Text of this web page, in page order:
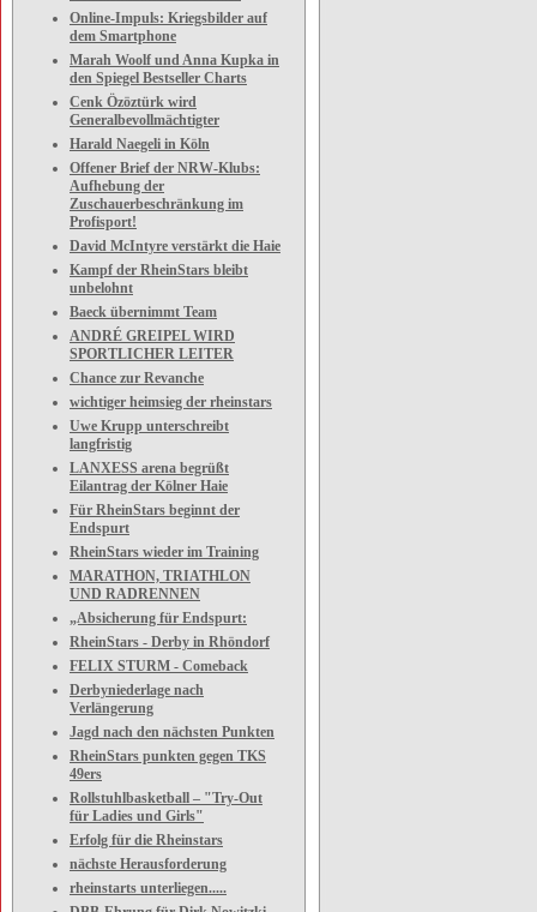
Online-Impuls: Kriegsbilder auf
dem Smartphone
Marah Woolf und Anna Kupka in
den Spiegel Bestseller Charts
Cenk Özöztürk wird
Generalbevollmächtigter
Harald Naegeli in Köln
Offener Brief der NRW-Klubs:
Aufhebung der
Zuschauerbeschränkung im
Profisport!
David McIntyre verstärkt die Haie
Kampf der RheinStars bleibt
unbelohnt
Baeck übernimmt Team
ANDRÉ GREIPEL WIRD
SPORTLICHER LEITER
Chance zur Revanche
wichtiger heimsieg der rheinstars
Uwe Krupp unterschreibt
langfristig
LANXESS arena begrüßt
Eilantrag der Kölner Haie
Für RheinStars beginnt der
Endspurt
RheinStars wieder im Training
MARATHON, TRIATHLON
UND RADRENNEN
„Absicherung für Endspurt:
RheinStars - Derby in Rhöndorf
FELIX STURM - Comeback
Derbyniederlage nach
Verlängerung
Jagd nach den nächsten Punkten
RheinStars punkten gegen TKS
49ers
Rollstuhlbasketball – "Try-Out
für Ladies und Girls"
Erfolg für die Rheinstars
nächste Herausforderung
rheinstarts unterliegen.....